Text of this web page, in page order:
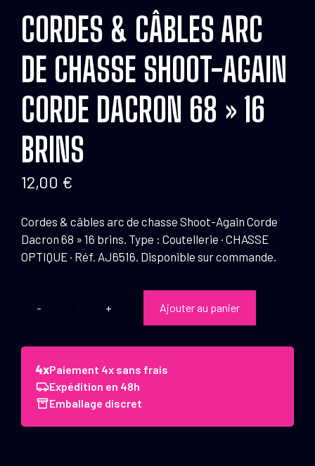
CORDES & CÂBLES ARC
DE CHASSE SHOOT-AGAIN
CORDE DACRON 68 » 16
BRINS
12,00 €
Cordes & câbles arc de chasse Shoot-Again Corde
Dacron 68 » 16 brins. Type : Coutellerie · CHASSE
OPTIQUE · Réf. AJ6516. Disponible sur commande.
quantité
Cordes
&
câbles
arc
Ajouter au panier
Paiement 4x sans frais
Expédition en 48h
Emballage discret